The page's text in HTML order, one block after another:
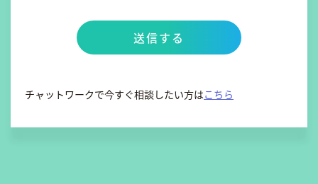
チャットワークで今すぐ相談したい方はこちら